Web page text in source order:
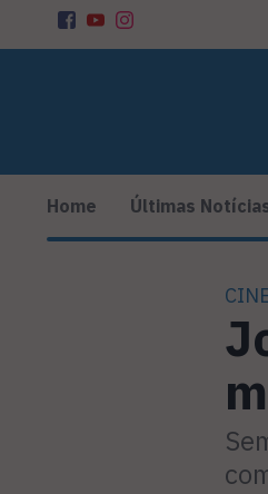
Home Últimas